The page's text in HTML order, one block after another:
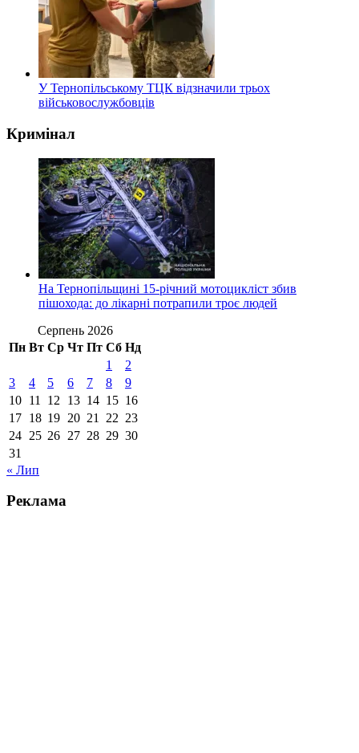
У Тернопільському ТЦК відзначили трьох
військовослужбовців
Кримінал
На Тернопільщині 15-річний мотоцикліст збив
пішохода: до лікарні потрапили троє людей
Серпень 2026
Пн Вт Ср Чт Пт Сб Нд
1
2
3
4 5 6 7 8
9
10 11 12 13 14 15 16
17 18 19 20 21 22 23
24 25 26 27 28 29 30
31
« Лип
Реклама